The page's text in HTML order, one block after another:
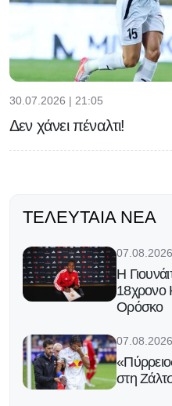
30.07.2026 | 21:05
Δεν χάνει πέναλτι!
ΤΕΛΕΥΤΑΊΑ ΝΈΑ
H
18χρονο
Ορόσκο
στη